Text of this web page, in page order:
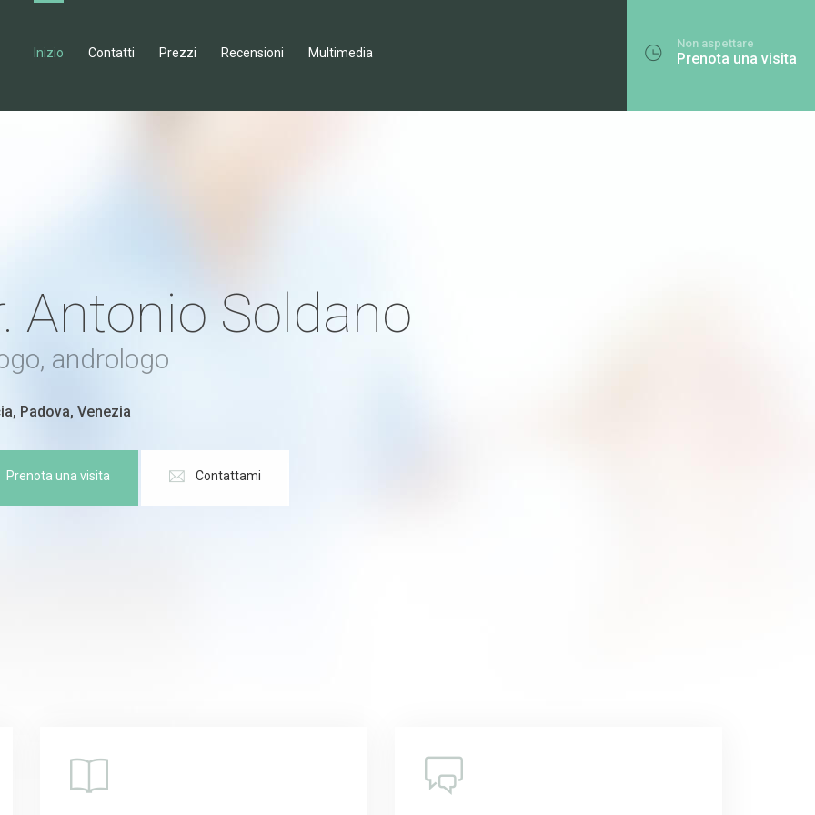
Inizio Contatti Prezzi Recensioni Multimedia
Non aspettare
Prenota una visita
Antonio Soldano
andrologo
Padova, Venezia
Prenota una visita Contattami